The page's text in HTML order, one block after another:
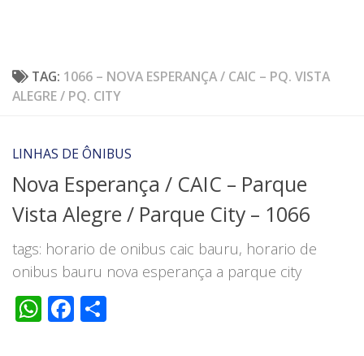
TAG: 1066 – NOVA ESPERANÇA / CAIC – PQ. VISTA
ALEGRE / PQ. CITY
LINHAS DE ÔNIBUS
Nova Esperança / CAIC – Parque
Vista Alegre / Parque City – 1066
tags: horario de onibus caic bauru, horario de
onibus bauru nova esperança a parque city
WhatsApp
Facebook